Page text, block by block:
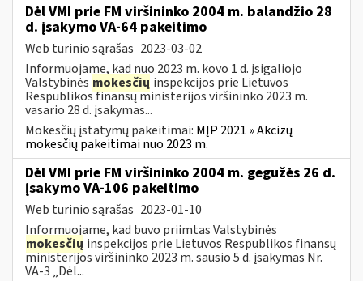
Dėl VMI prie FM viršininko 2004 m. balandžio 28
d. įsakymo VA-64 pakeitimo
Web turinio sąrašas 2023-03-02
Informuojame, kad nuo 2023 m. kovo 1 d. įsigaliojo
Valstybinės mokesčių inspekcijos prie Lietuvos
Respublikos finansų ministerijos viršininko 2023 m.
vasario 28 d. įsakymas...
Mokesčių įstatymų pakeitimai: MĮP 2021 » Akcizų
mokesčių pakeitimai nuo 2023 m.
Dėl VMI prie FM viršininko 2004 m. gegužės 26 d.
įsakymo VA-106 pakeitimo
Web turinio sąrašas 2023-01-10
Informuojame, kad buvo priimtas Valstybinės
mokesčių inspekcijos prie Lietuvos Respublikos finansų
ministerijos viršininko 2023 m. sausio 5 d. įsakymas Nr.
VA-3 „Dėl...